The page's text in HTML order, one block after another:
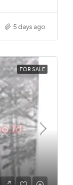
5 days ago
FOR SALE